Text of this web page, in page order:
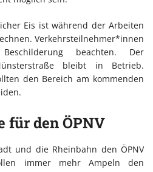
Eis ist während der Arbeiten
Verkehrsteilnehmer*innen
beachten. Der
bleibt in Betrieb.
den Bereich am kommenden
für den ÖPNV
und die Rheinbahn den ÖPNV
immer mehr Ampeln den